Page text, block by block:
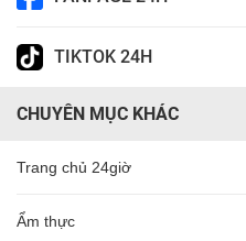
TIKTOK 24H
CHUYÊN MỤC KHÁC
Trang chủ 24giờ
Ẩm thực